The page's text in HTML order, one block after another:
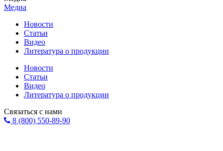
Медиа
Новости
Статьи
Видео
Литература о продукции
Новости
Статьи
Видео
Литература о продукции
Связаться с нами
8 (800) 550-89-90